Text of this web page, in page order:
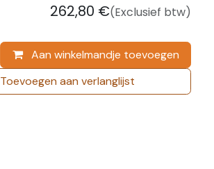
Aan winkelmandje toevoegen
Toevoegen aan verlanglijst
262,80 €(Exclusief btw)